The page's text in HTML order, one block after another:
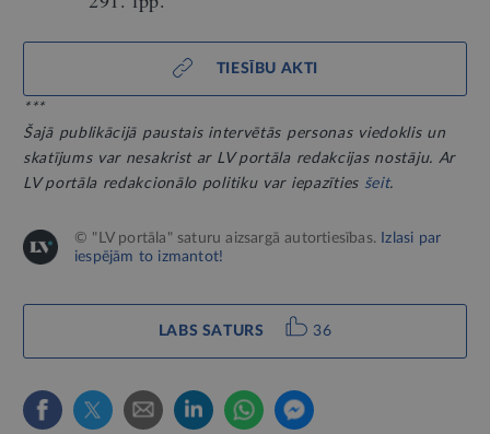
TIESĪBU AKTI
***
Šajā publikācijā paustais intervētās personas viedoklis un
skatījums var nesakrist ar LV portāla redakcijas nostāju. Ar
LV portāla redakcionālo politiku var iepazīties šeit.
© "LV portāla" saturu aizsargā autortiesības.
Izlasi par
iespējām to izmantot!
LABS SATURS 36